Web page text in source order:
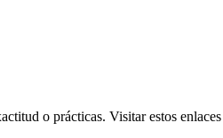
o prácticas. Visitar estos